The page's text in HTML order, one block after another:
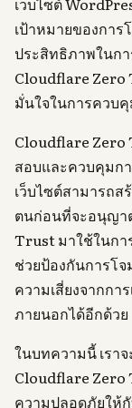
เป้าหมายของกา
ประสิทธิภาพในก
Cloudflare Zero
มั่นใจในการควบ
Cloudflare Zero
สอบและควบคุมก
เว็บไซต์สามารถ
ตนก่อนที่จะอนุญา
Trust มาใช้ในกา
ช่วยป้องกันการโ
ความเสี่ยงจากก
ภายนอกได้อีกด้วย
ในบทความนี้ เรา
Cloudflare Zero
ความปลอดภัยให้